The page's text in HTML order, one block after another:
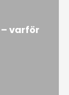
varför